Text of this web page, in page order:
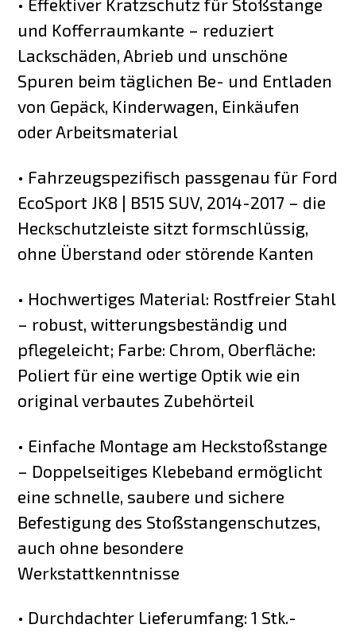
• Effektiver Kratzschutz für Stoßstange
und Kofferraumkante – reduziert
Lackschäden, Abrieb und unschöne
Spuren beim täglichen Be- und Entladen
von Gepäck, Kinderwagen, Einkäufen
oder Arbeitsmaterial
• Fahrzeugspezifisch passgenau für Ford
EcoSport JK8 | B515 SUV, 2014-2017 – die
Heckschutzleiste sitzt formschlüssig,
ohne Überstand oder störende Kanten
• Hochwertiges Material: Rostfreier Stahl
– robust, witterungsbeständig und
pflegeleicht; Farbe: Chrom, Oberfläche:
Poliert für eine wertige Optik wie ein
original verbautes Zubehörteil
• Einfache Montage am Heckstoßstange
– Doppelseitiges Klebeband ermöglicht
eine schnelle, saubere und sichere
Befestigung des Stoßstangenschutzes,
auch ohne besondere
Werkstattkenntnisse
• Durchdachter Lieferumfang: 1 Stk.-